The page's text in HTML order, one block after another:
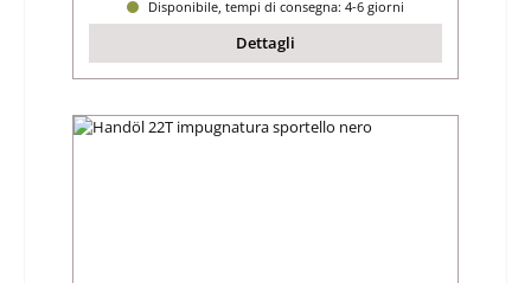
Disponibile, tempi di consegna: 4-6 giorni
Dettagli